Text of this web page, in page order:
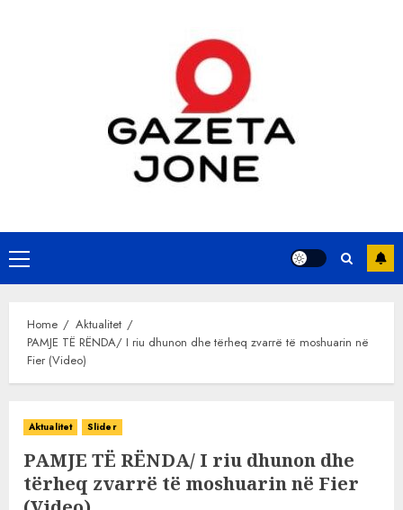
Primary
Menu
Home
Aktualitet
PAMJE TË RËNDA/ I riu dhunon dhe tërheq zvarrë të moshuarin në
Fier (Video)
Aktualitet Slider
PAMJE TË RËNDA/ I riu dhunon dhe
tërheq zvarrë të moshuarin në Fier